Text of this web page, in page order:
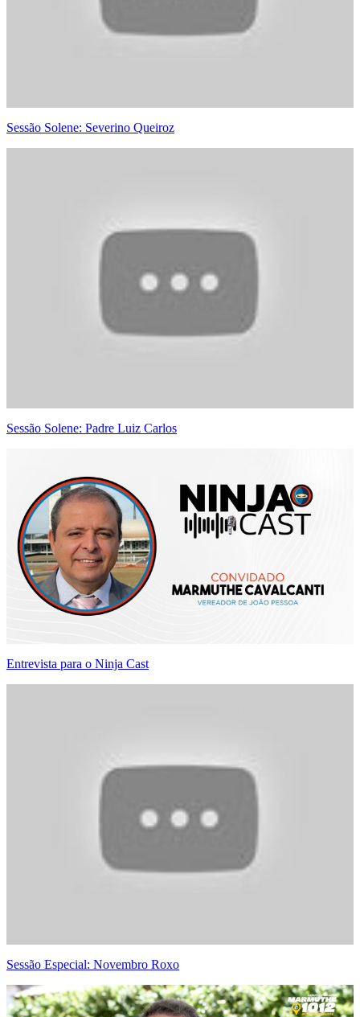
Sessão Solene: Severino Queiroz
Sessão Solene: Padre Luiz Carlos
Entrevista para o Ninja Cast
Sessão Especial: Novembro Roxo